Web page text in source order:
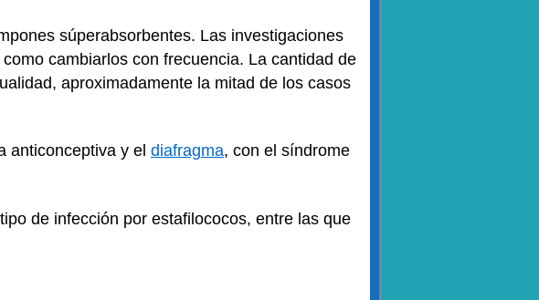
súperabsorbentes. Las investigaciones
cambiarlos con frecuencia. La cantidad de
aproximadamente la mitad de los casos
anticonceptiva y el diafragma, con el síndrome
de infección por estafilococos, entre las que